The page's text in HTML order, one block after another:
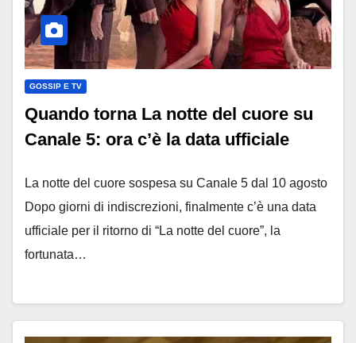
GOSSIP E TV
Quando torna La notte del cuore su
Canale 5: ora c’è la data ufficiale
La notte del cuore sospesa su Canale 5 dal 10 agosto
Dopo giorni di indiscrezioni, finalmente c’è una data
ufficiale per il ritorno di “La notte del cuore”, la
fortunata…